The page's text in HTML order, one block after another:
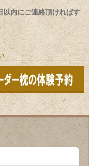
以内にご連絡頂ければす